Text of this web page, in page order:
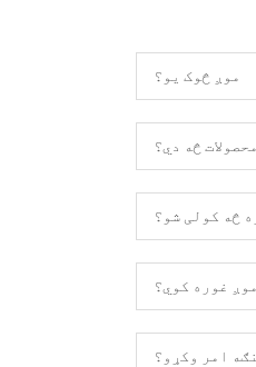
موږ څوک یو؟
څه دي؟
څه کولی شو؟
غوره کوي؟
امر وکړو؟